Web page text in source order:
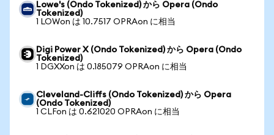
Lowe's (Ondo Tokenized) から Opera (Ondo
Tokenized)
1 LOWon は 10.7517 OPRAon に相当
Digi Power X (Ondo Tokenized) から Opera (Ondo
Tokenized)
1 DGXXon は 0.185079 OPRAon に相当
Cleveland-Cliffs (Ondo Tokenized) から Opera
(Ondo Tokenized)
1 CLFon は 0.621020 OPRAon に相当